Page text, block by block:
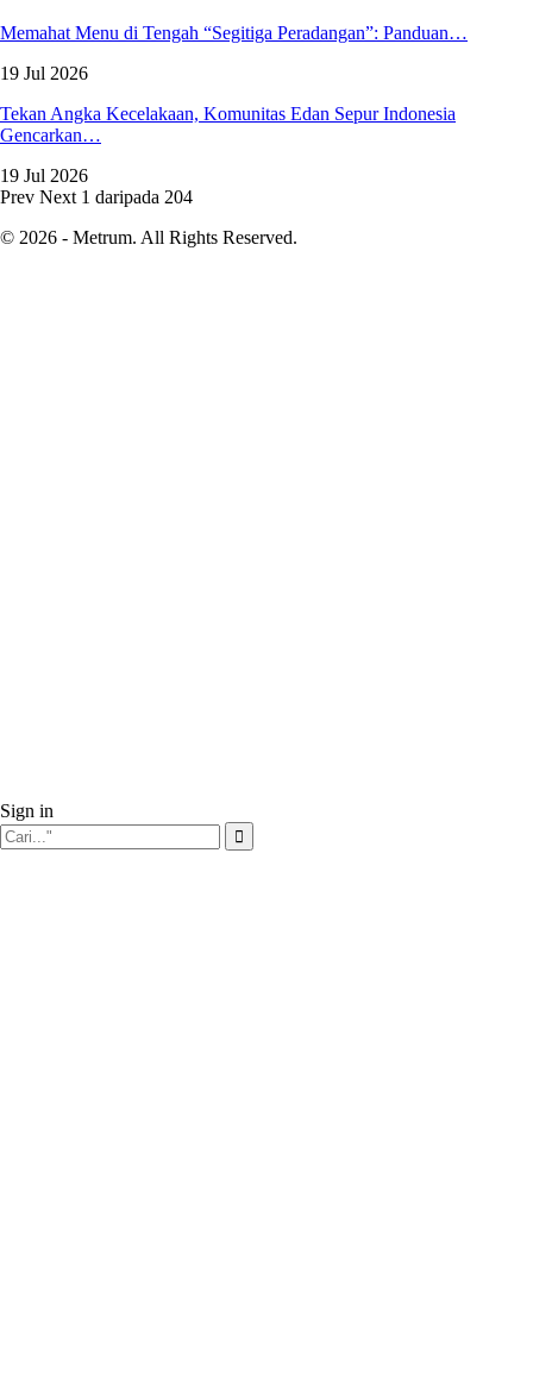
Memahat Menu di Tengah “Segitiga Peradangan”: Panduan…
19 Jul 2026
Tekan Angka Kecelakaan, Komunitas Edan Sepur Indonesia
Gencarkan…
19 Jul 2026
Prev Next 1 daripada 204
© 2026 - Metrum. All Rights Reserved.
Sign in